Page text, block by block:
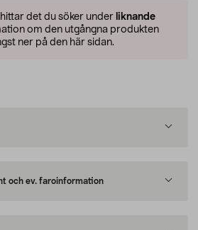
det du söker under liknande
om den utgångna produkten
ner på den här sidan.
och ev. faroinformation